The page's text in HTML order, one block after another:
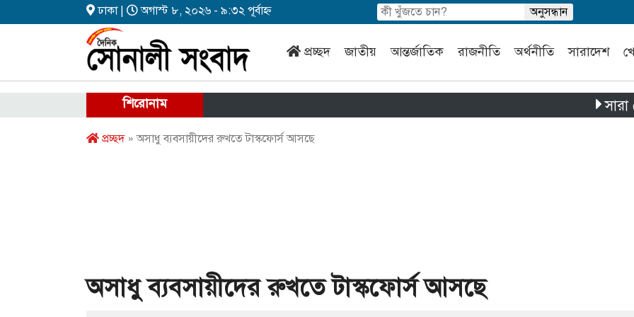
ঢাকা | অগাস্ট ৮, ২০২৬ - ৯:৩২ পূর্বাহ্ন
প্রচ্ছদ জাতীয় আন্তর্জাতিক রাজনীতি অর্থনীতি সারাদেশ
শিরোনাম সারা দেশে
প্রচ্ছদ» অসাধু ব্যবসায়ীদের রুখতে টাস্কফোর্স আসছে
অসাধু ব্যবসায়ীদের রুখতে টাস্কফোর্স আসছে